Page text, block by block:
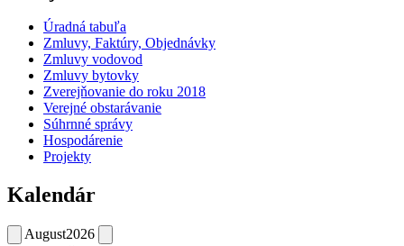
Úradná tabuľa
Zmluvy, Faktúry, Objednávky
Zmluvy vodovod
Zmluvy bytovky
Zverejňovanie do roku 2018
Verejné obstarávanie
Súhrnné správy
Hospodárenie
Projekty
Kalendár
August2026